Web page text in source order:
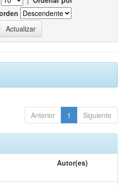
Anterior 1 Siguiente
Autor(es)